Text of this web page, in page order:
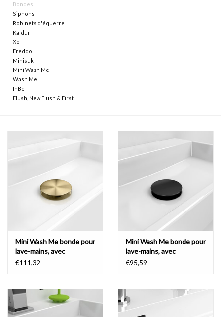
Accessoires de salle de bain
pièce de rechange
Marques
Bondes
Siphons
Robinets d'équerre
Kaldur
Xo
Freddo
Minisuk
Mini Wash Me
Wash Me
InBe
Flush, New Flush & First
Mini Wash Me bonde pour
lave-mains, avec
couvercle, PVD
€111,32
Mini Wash Me bonde pour
lave-mains, avec
couvercle
€95,59